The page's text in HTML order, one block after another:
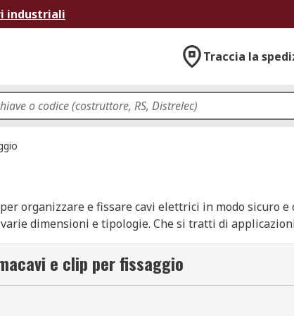
industriali
Traccia la
organizzare e fissare cavi elettrici in modo sicuro
dimensioni e tipologie. Che si tratti di
rapide e senza la necessità di fori.
e clip per fissaggio